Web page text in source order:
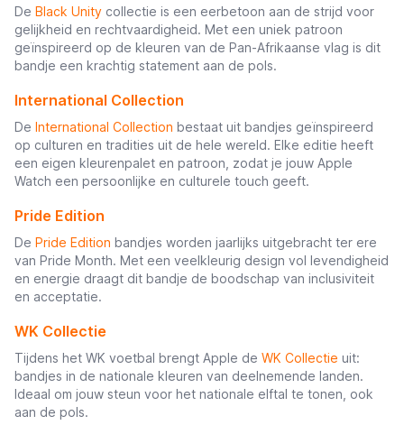
De Black Unity collectie is een eerbetoon aan de strijd voor
gelijkheid en rechtvaardigheid. Met een uniek patroon
geïnspireerd op de kleuren van de Pan-Afrikaanse vlag is dit
bandje een krachtig statement aan de pols.
International Collection
De International Collection bestaat uit bandjes geïnspireerd
op culturen en tradities uit de hele wereld. Elke editie heeft
een eigen kleurenpalet en patroon, zodat je jouw Apple
Watch een persoonlijke en culturele touch geeft.
Pride Edition
De Pride Edition bandjes worden jaarlijks uitgebracht ter ere
van Pride Month. Met een veelkleurig design vol levendigheid
en energie draagt dit bandje de boodschap van inclusiviteit
en acceptatie.
WK Collectie
Tijdens het WK voetbal brengt Apple de WK Collectie uit:
bandjes in de nationale kleuren van deelnemende landen.
Ideaal om jouw steun voor het nationale elftal te tonen, ook
aan de pols.